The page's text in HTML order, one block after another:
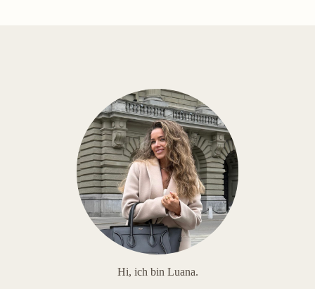
Hi, ich bin Luana.